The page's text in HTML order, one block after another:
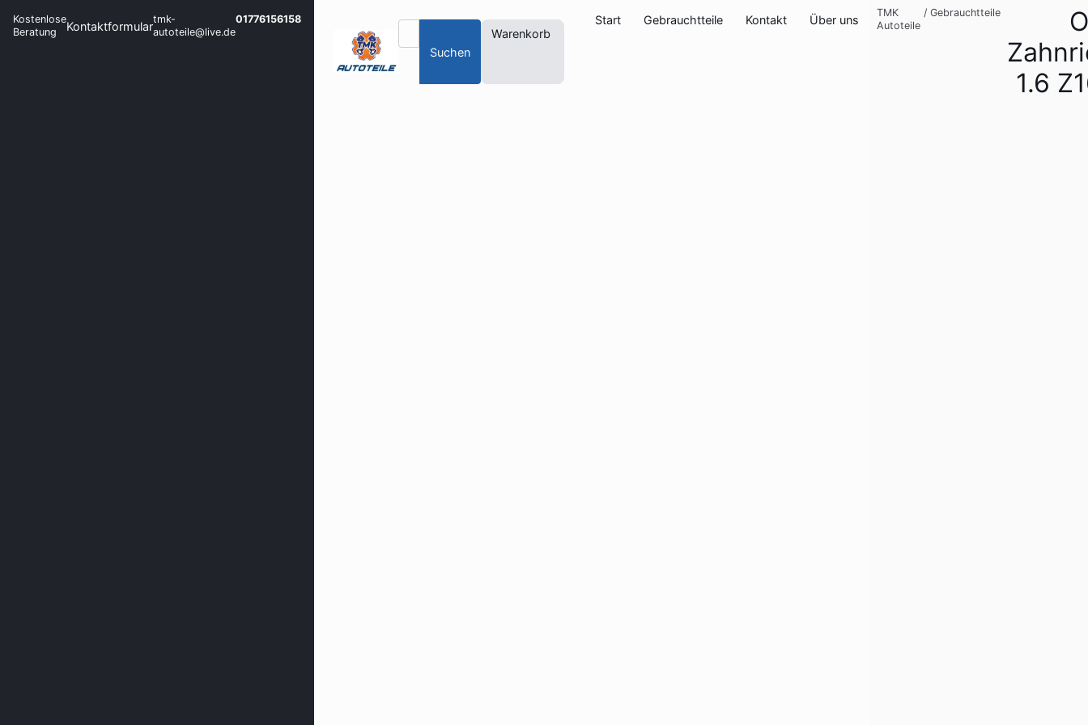
Kostenlose
Beratung
Kontaktformulartmk-
autoteile@live.de
01776156158
Suchen
Warenkorb
Start Gebrauchtteile Kontakt Über uns
TMK
Autoteile
/ Gebrauchtteile
1.6